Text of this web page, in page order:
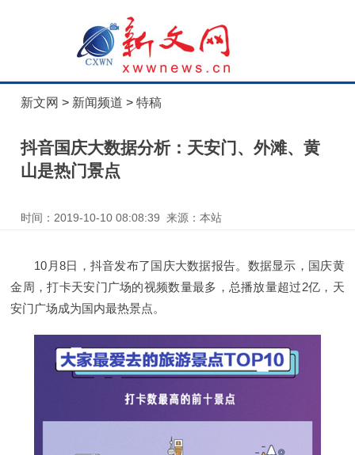
新文网 > 新闻频道 >特稿
抖音国庆大数据分析：天安门、外滩、黄
山是热门景点
时间：2019-10-10 08:08:39 来源：本站
10月8日，抖音发布了国庆大数据报告。数据显示，国庆黄
金周，打卡天安门广场的视频数量最多，总播放量超过2亿，天
安门广场成为国内最热景点。